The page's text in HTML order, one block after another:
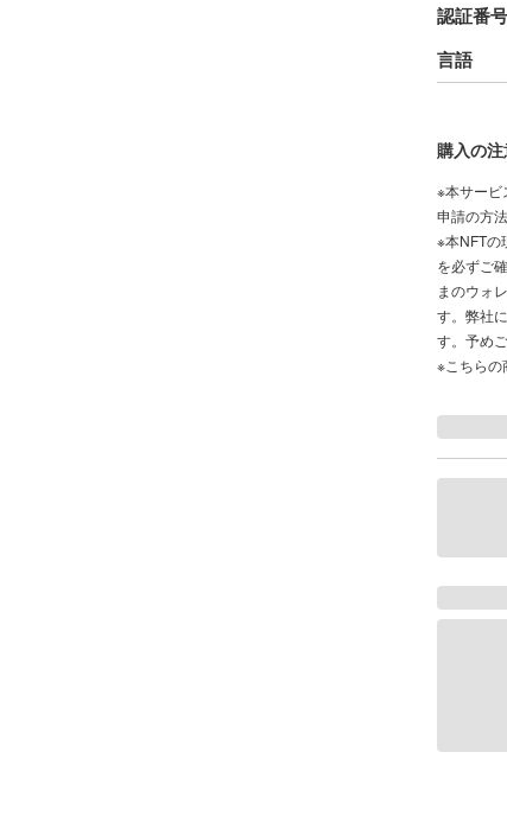
認証番号
言語
購入の
※本サービ
申請の方
※本NFTの
を必ずご
まのウォ
す。弊社
す。予め
※こちらの